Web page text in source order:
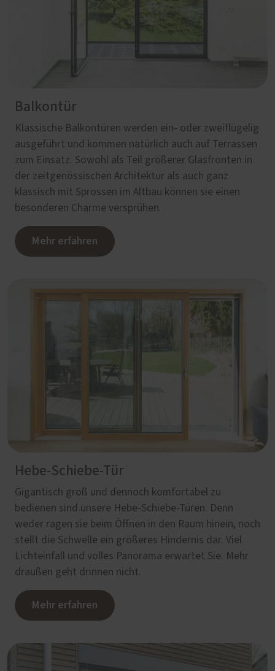
Balkontür
Klassische Balkontüren werden ein- oder zweiflügelig
ausgeführt und kommen natürlich auch auf Terrassen
zum Einsatz. Sowohl als Teil größerer Glasfronten in
der zeitgenössischen Architektur als auch ganz
klassisch mit Sprossen im Altbau können sie einen
besonderen Charme versprühen.
Mehr erfahren
Hebe-Schiebe-Tür
Gigantisch groß und dennoch komfortabel zu
bedienen sind unsere Hebe-Schiebe-Türen. Denn
weder ragen sie beim Öffnen in den Raum hinein, noch
stellt die Schwelle ein größeres Hindernis dar. Viel
Lichteinfall und volles Panorama erwartet Sie. Mehr
draußen geht drinnen nicht.
Mehr erfahren